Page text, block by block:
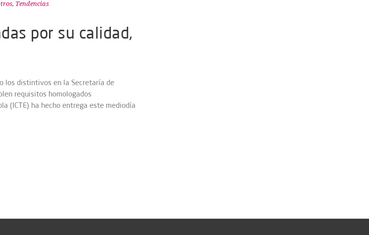
, Tendencias
por su calidad,
los distintivos en la Secretaría de
requisitos homologados
(ICTE) ha hecho entrega este mediodía